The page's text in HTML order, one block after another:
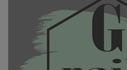
Πέμπτη
Παρασκευή
Σάββατο
Κυριακή